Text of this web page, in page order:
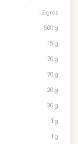
2 gros
500 g
15 g
70 g
70 g
20 g
30 g
1 g
1 g